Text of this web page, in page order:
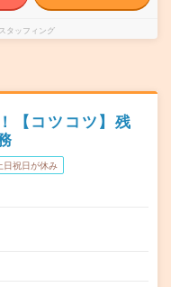
タッフィング
【コツコツ】残
日祝日が休み